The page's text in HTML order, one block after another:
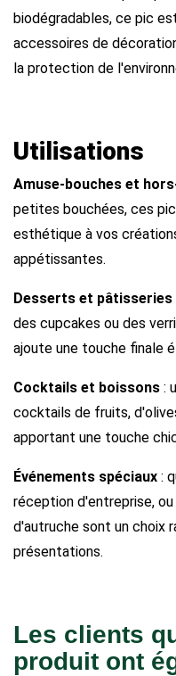
biodégradables, ce pic
accessoires de
la protection de
Utilisations
Amuse-bouches et
petites bouchées, ces
esthétique à vos
appétissantes.
Desserts et pâtisseries
des cupcakes ou des
ajoute une touche finale
Cocktails et boissons :
cocktails de fruits,
apportant une touche
Événements spéciaux :
réception d'entreprise,
d'autruche sont un choix
présentations.
Les clients
produit ont